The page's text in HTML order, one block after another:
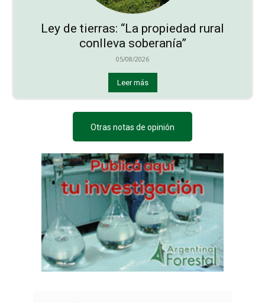
Ley de tierras: “La propiedad rural
conlleva soberanía”
05/08/2026
Leer más
Otras notas de opinión